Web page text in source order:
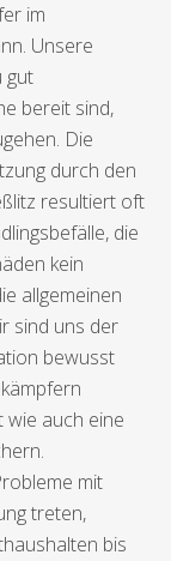
im
Unsere
gut
bereit sind,
Die
durch den
resultiert oft
die
kein
allgemeinen
sind uns der
bewusst
wie auch eine
mit
treten,
bis